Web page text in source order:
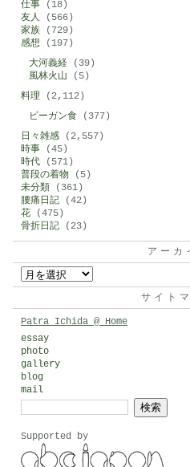
仕事 (18)
友人
(566)
家族 (729)
感想 (197)
大河義経 (39)
風林火山 (5)
料理 (2,112)
ビーガン食 (377)
日々雑感 (2,557)
時事 (45)
時代 (571)
普段の着物 (5)
未分類 (361)
腰痛日記 (42)
花 (475)
骨折日記 (23)
アーカ
イ
サイト
Patra Ichida @ Home
essay
photo
gallery
blog
mail
Supported by